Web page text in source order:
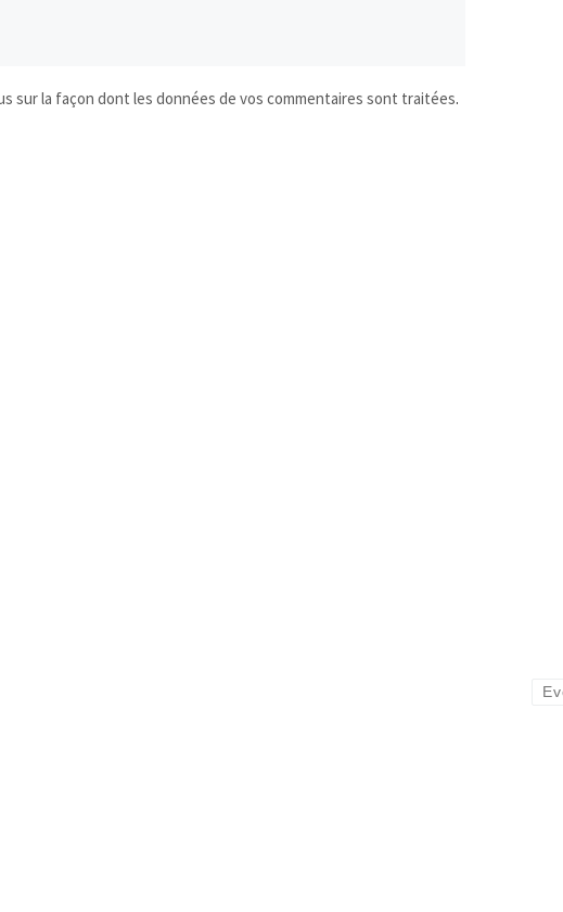
sur la façon dont les données de vos commentaires sont traitées.